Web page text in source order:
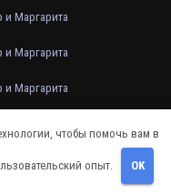
и Маргарита
и Маргарита
и Маргарита
Маргарита
чтобы помочь вам в
опыт. OK